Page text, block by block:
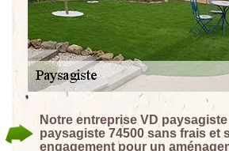
Notre entreprise VD
paysagiste 74500 sans frais et
engagement pour un